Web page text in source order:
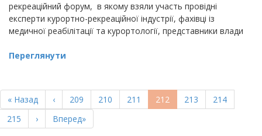
рекреаційний форум, в якому взяли участь провідні
експерти курортно-рекреаційної індустрії, фахівці із
медичної реабілітації та курортології, представники влади
Переглянути
НА
СТОРІНКИ
Перша
сторінка
« Назад
Попередня
сторінка
‹ Page
209 Page
210 Page
211
Поточна
сторінка
212 Page
213 Page
214
Page
215
Наступна
сторінка
›
Остання
сторінка
Вперед»